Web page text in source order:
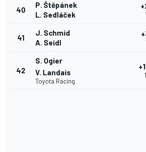
40
P. Štěpánek
L. Sedláček
41
J. Schmid
A. Seidl
42
S. Ogier
V. Landais
Toyota Racing